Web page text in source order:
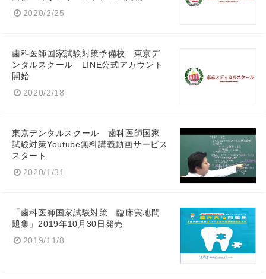
2020/2/25
歯科医師国家試験対策予備校 東京デ
ンタルスクール LINE公式アカウント
開始
2020/2/18
東京デンタルスクール 歯科医師国家
試験対策Youtube無料講義動画サービス
スタート
2020/1/31
「歯科医師国家試験対策 臨床実地問
題集」2019年10月30日発売
2019/11/8